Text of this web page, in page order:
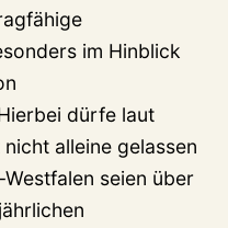
im Hinblick
dürfe laut
alleine gelassen
seien über